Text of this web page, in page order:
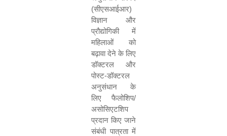
(सीएसआईआर)
विज्ञान और
प्रौद्योगिकी में
महिलाओं को
बढ़ावा देने के लिए
डॉक्टरल और
पोस्ट-डॉक्टरल
अनुसंधान के
लिए फैलोशिप/
असोसिएटशिप
प्रदान किए जाने
संबंधी पात्रता में